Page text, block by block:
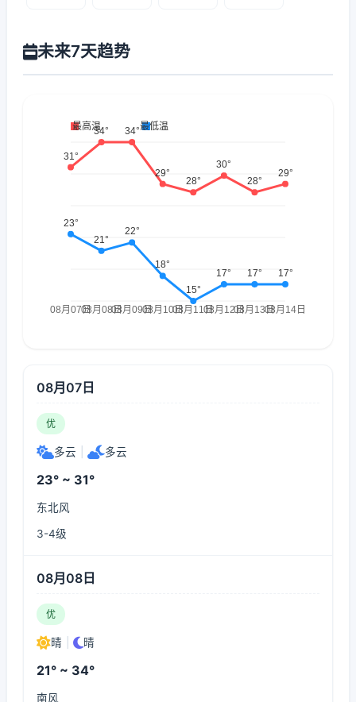
未来7天趋势
08月07日
优
多云 多云
23° ~ 31°
东北风
3-4级
08月08日
优
晴 晴
21° ~ 34°
南风